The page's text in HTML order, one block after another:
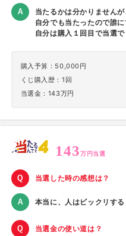
当たるかは分かりません
自分でも当たったので誰
自分は購入１回目で当選で
購入予算：50,000円
くじ購入歴：1回
当選金：143万円
143万円当選
当選した時の感想は？
本当に、人はビックリす
当選金の使い道は？